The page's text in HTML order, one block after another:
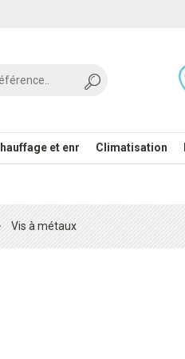
et enr Climatisation
Vis à métaux